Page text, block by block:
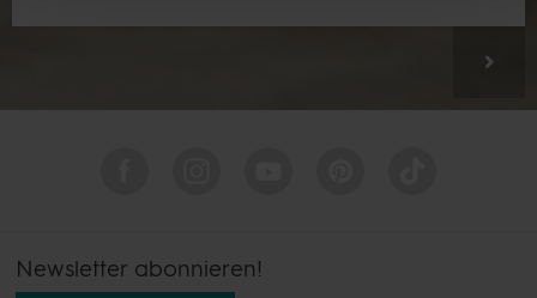
Newsletter abonnieren!